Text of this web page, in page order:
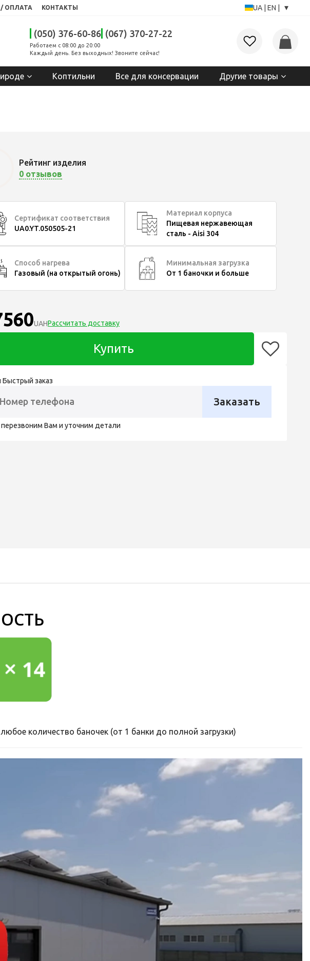
ОПЛАТА КОНТАКТЫ UA EN ▾
(050) 376-60-86 (067) 370-27-22
Работаем с 08:00 до 20:00
Каждый день. Без выходных! Звоните сейчас!
Коптильни Все для консервации Другие товары
Рейтинг изделия
0 отзывов
Сертификат соответствия
UA0.YT.050505-21
Материал корпуса
Пищевая нержавеющая
сталь - Aisi 304
Способ нагрева
Газовый (на открытый огонь)
Минимальная загрузка
От 1 баночки и больше
UAHРассчитать доставку
Купить
Быстрый заказ
Заказать
Вам и уточним детали
количество баночек (от 1 банки до полной загрузки)